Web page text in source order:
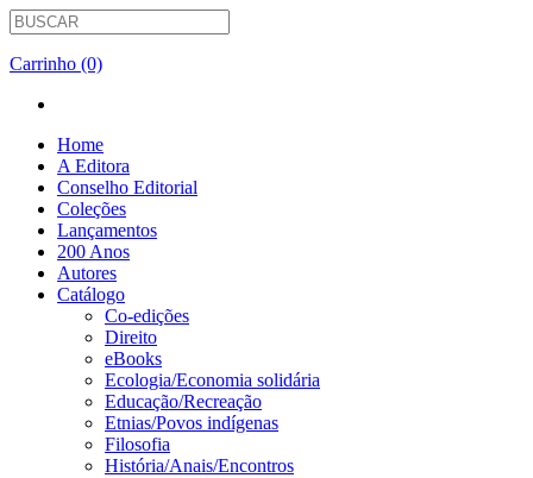
Carrinho (0)
Home
A Editora
Conselho Editorial
Coleções
Lançamentos
200 Anos
Autores
Catálogo
Co-edições
Direito
eBooks
Ecologia/Economia solidária
Educação/Recreação
Etnias/Povos indígenas
Filosofia
História/Anais/Encontros